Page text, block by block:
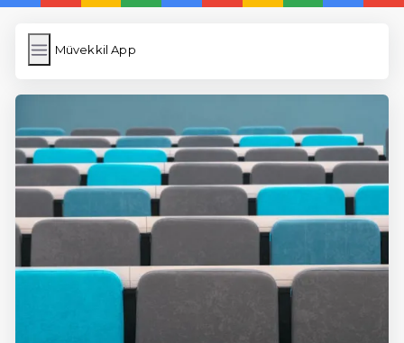
Müvekkil App
Müvekkil App
Resim Yükle
Wordpress Cache
Anasayfa
5 Günde İngilizce
İngilizce